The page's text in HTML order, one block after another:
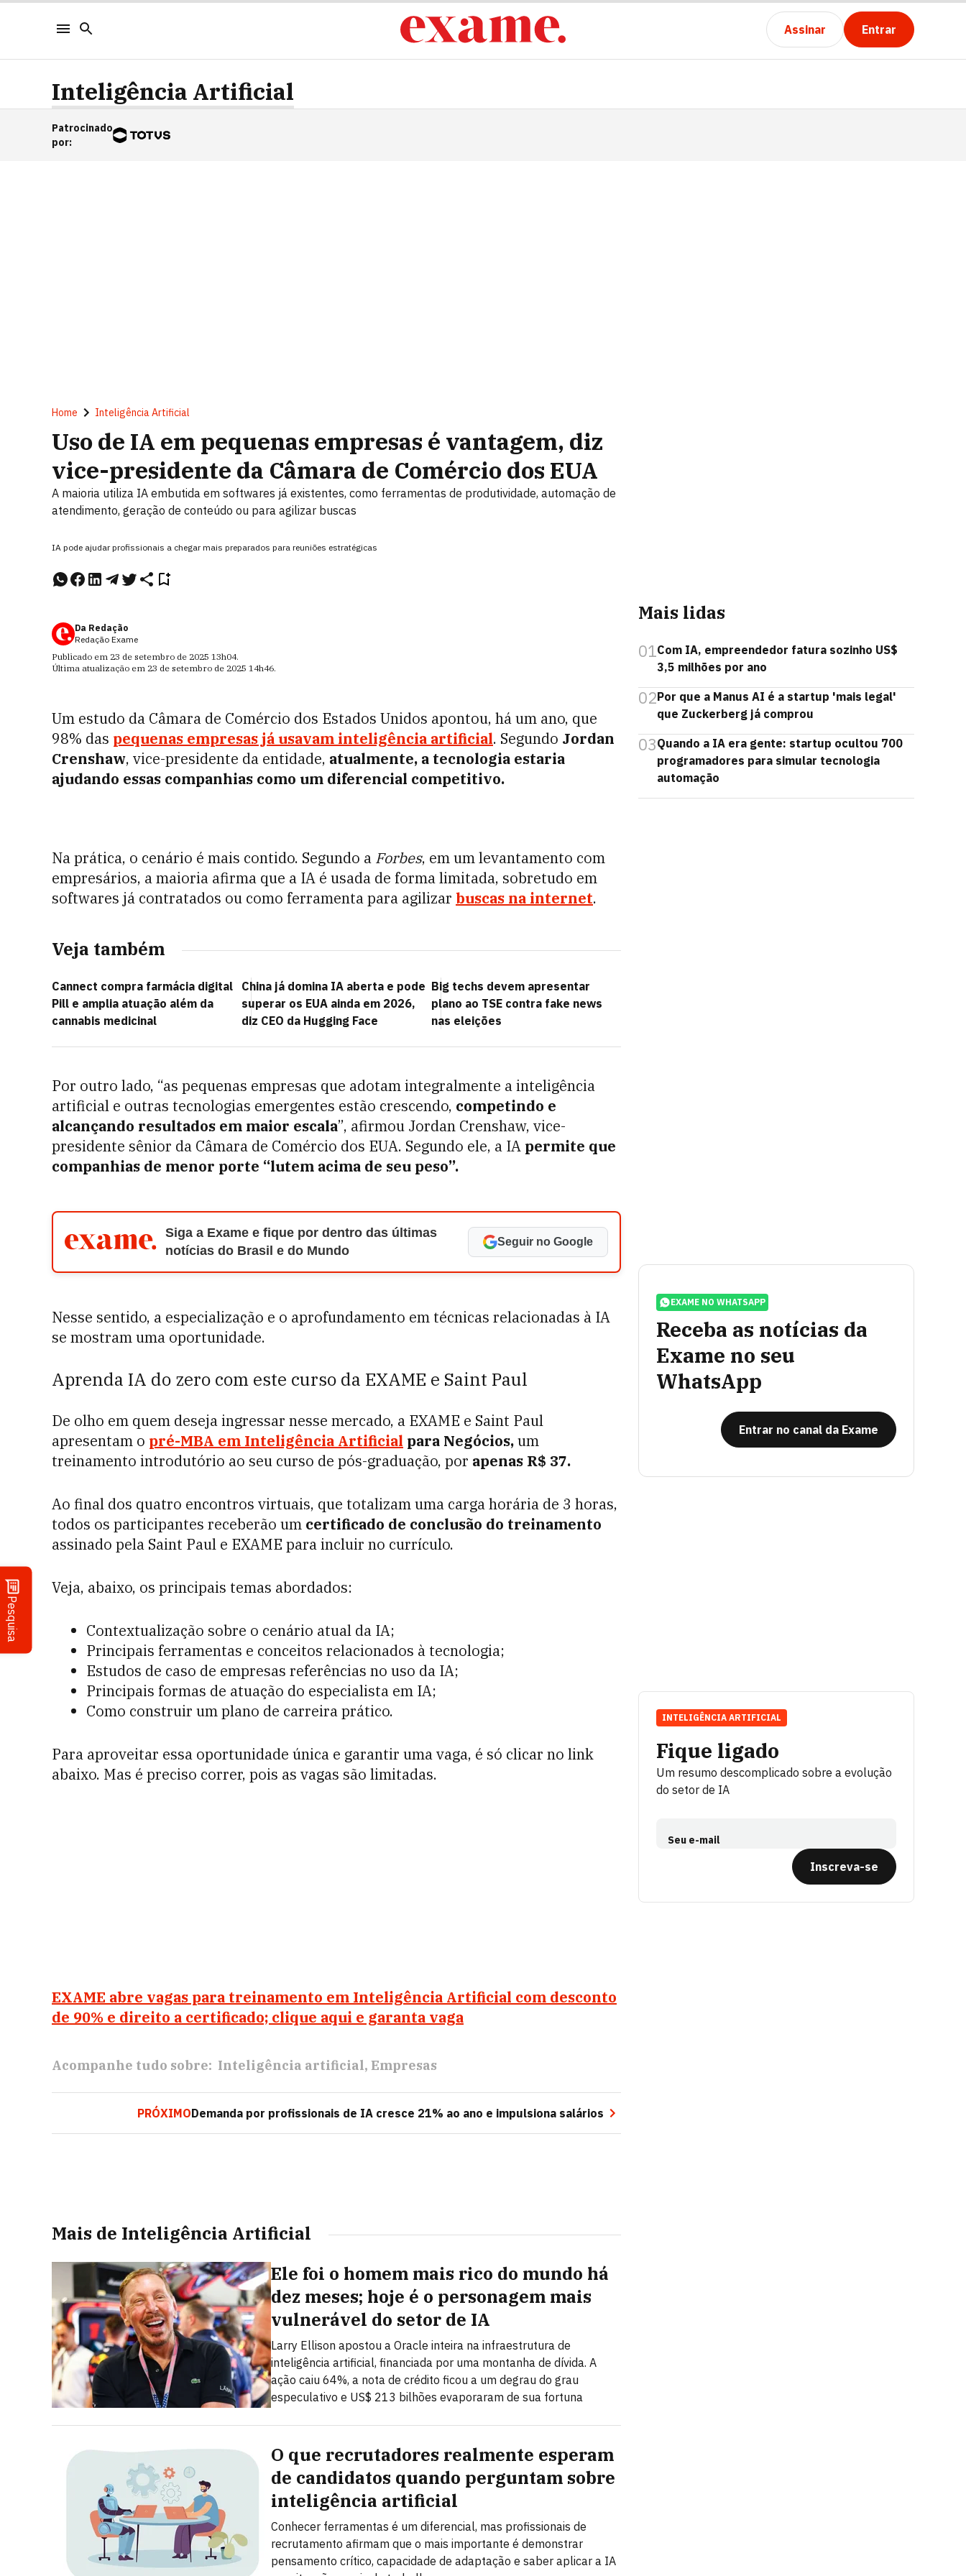
Assinar Entrar
Pesquisa
Inteligência Artificial
Patrocinado
por:
Home Inteligência Artificial
Uso de IA em pequenas empresas é vantagem, diz
vice-presidente da Câmara de Comércio dos EUA
A maioria utiliza IA embutida em softwares já existentes, como ferramentas de produtividade, automação de
atendimento, geração de conteúdo ou para agilizar buscas
IA pode ajudar profissionais a chegar mais preparados para reuniões estratégicas
Da Redação
Redação Exame
Publicado em 23 de setembro de 2025 13h04.
Última atualização em 23 de setembro de 2025 14h46.
Um estudo da Câmara de Comércio dos Estados Unidos apontou, há um ano, que
98% das pequenas empresas já usavam inteligência artificial. Segundo Jordan
Crenshaw, vice-presidente da entidade, atualmente, a tecnologia estaria
ajudando essas companhias como um diferencial competitivo.
Na prática, o cenário é mais contido. Segundo a Forbes, em um levantamento com
empresários, a maioria afirma que a IA é usada de forma limitada, sobretudo em
softwares já contratados ou como ferramenta para agilizar buscas na internet.
Veja também
Cannect compra farmácia digital
Pill e amplia atuação além da
cannabis medicinal
China já domina IA aberta e pode
superar os EUA ainda em 2026,
diz CEO da Hugging Face
Big techs devem apresentar
plano ao TSE contra fake news
nas eleições
Por outro lado, “as pequenas empresas que adotam integralmente a inteligência
artificial e outras tecnologias emergentes estão crescendo, competindo e
alcançando resultados em maior escala”, afirmou Jordan Crenshaw, vice-
presidente sênior da Câmara de Comércio dos EUA. Segundo ele, a IA permite que
companhias de menor porte “lutem acima de seu peso”.
Siga a Exame e fique por dentro das últimas
notícias do Brasil e do Mundo
Seguir no Google
Nesse sentido, a especialização e o aprofundamento em técnicas relacionadas à IA
se mostram uma oportunidade.
Aprenda IA do zero com este curso da EXAME e Saint Paul
De olho em quem deseja ingressar nesse mercado, a EXAME e Saint Paul
apresentam o pré-MBA em Inteligência Artificial para Negócios,um
treinamento introdutório ao seu curso de pós-graduação, por apenas R$ 37.
Ao final dos quatro encontros virtuais, que totalizam uma carga horária de 3 horas,
todos os participantes receberão um certificado de conclusão do treinamento
assinado pela Saint Paul e EXAME para incluir no currículo.
Veja, abaixo, os principais temas abordados:
Contextualização sobre o cenário atual da IA;
Principais ferramentas e conceitos relacionados à tecnologia;
Estudos de caso de empresas referências no uso da IA;
Principais formas de atuação do especialista em IA;
Como construir um plano de carreira prático.
Para aproveitar essa oportunidade única e garantir uma vaga, é só clicar no link
abaixo. Mas é preciso correr, pois as vagas são limitadas.
EXAME abre vagas para treinamento em Inteligência Artificial com desconto
de 90% e direito a certificado; clique aqui e garanta vaga
Acompanhe tudo sobre: Inteligência artificial Empresas
PRÓXIMODemanda por profissionais de IA cresce 21% ao ano e impulsiona salários
Mais de Inteligência Artificial
Ele foi o homem mais rico do mundo há
dez meses; hoje é o personagem mais
vulnerável do setor de IA
Larry Ellison apostou a Oracle inteira na infraestrutura de
inteligência artificial, financiada por uma montanha de dívida. A
ação caiu 64%, a nota de crédito ficou a um degrau do grau
especulativo e US$ 213 bilhões evaporaram de sua fortuna
O que recrutadores realmente esperam
de candidatos quando perguntam sobre
inteligência artificial
Conhecer ferramentas é um diferencial, mas profissionais de
recrutamento afirmam que o mais importante é demonstrar
pensamento crítico, capacidade de adaptação e saber aplicar a IA
Mais lidas
01Com IA, empreendedor fatura sozinho US$
3,5 milhões por ano
02Por que a Manus AI é a startup 'mais legal'
que Zuckerberg já comprou
03Quando a IA era gente: startup ocultou 700
programadores para simular tecnologia
automação
EXAME NO WHATSAPP
Receba as notícias da
Exame no seu
WhatsApp
Entrar no canal da Exame
Fique ligado
Um resumo descomplicado sobre a evolução
do setor de IA
Seu e-mail
Inscreva-se
INTELIGÊNCIA ARTIFICIAL